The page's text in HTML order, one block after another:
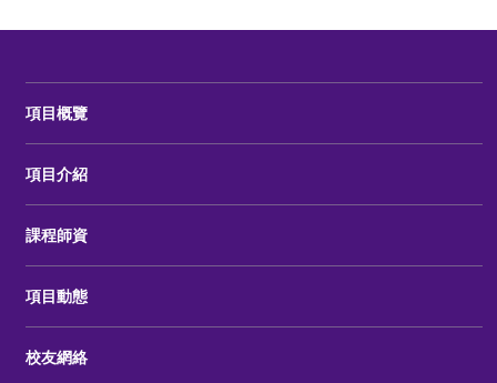
項目概覽
項目介紹
課程師資
項目動態
校友網絡